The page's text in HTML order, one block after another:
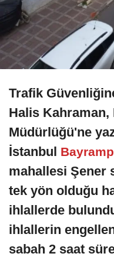
Trafik
Halis Kahraman,
Müdürlüğü'ne
İstanbul
mahallesi Şener
tek yön olduğu
ihlallerde
ihlallerin
sabah 2 saat